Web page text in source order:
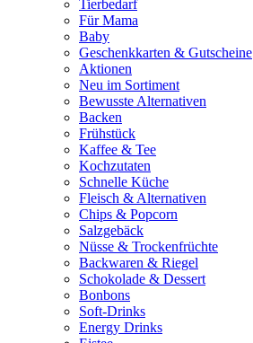
Tierbedarf
Für Mama
Baby
Geschenkkarten & Gutscheine
Aktionen
Neu im Sortiment
Bewusste Alternativen
Backen
Frühstück
Kaffee & Tee
Kochzutaten
Schnelle Küche
Fleisch & Alternativen
Chips & Popcorn
Salzgebäck
Nüsse & Trockenfrüchte
Backwaren & Riegel
Schokolade & Dessert
Bonbons
Soft-Drinks
Energy Drinks